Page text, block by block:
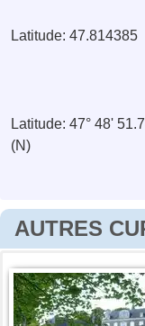
Latitude: 47.814385
Latitude: 47° 48'
(N)
AUTRES